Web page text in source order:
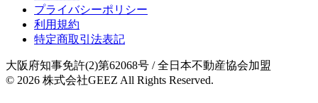
プライバシーポリシー
利用規約
特定商取引法表記
大阪府知事免許(2)第62068号 / 全日本不動産協会加盟
© 2026 株式会社GEEZ All Rights Reserved.